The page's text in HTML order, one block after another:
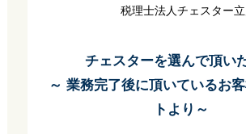
税理士法人チェスター
チェスターを選んで頂い
～ 業務完了後に頂いているお
トより～